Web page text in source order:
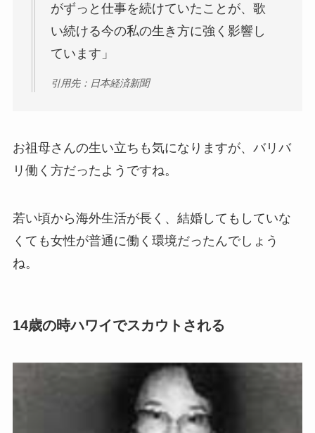
がずっと仕事を続けていたことが、歌
い続ける今の私の生き方に強く影響し
ています」
引用先：日本経済新聞
お祖母さんの生い立ちも気になりますが、バリバ
リ働く方だったようですね。
若い頃から海外生活が長く、結婚してもしていな
くても女性が普通に働く環境だったんでしょう
ね。
14歳の時ハワイでスカウトされる